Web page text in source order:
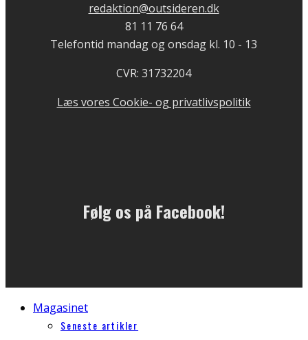
redaktion@outsideren.dk
81 11 76 64
Telefontid mandag og onsdag kl. 10 - 13
CVR: 31732204
Læs vores Cookie- og privatlivspolitik
Følg os på Facebook!
Magasinet
Seneste artikler